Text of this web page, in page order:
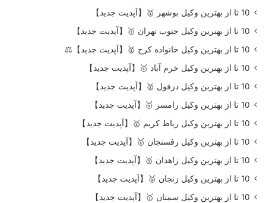
10 تا از بهترین وکیل بوشهر 🥇【آپدیت جدید】
10 تا از بهترین وکیل جنوب تهران 🥇【آپدیت جدید】
10 تا از بهترین وکیل خانواده کرج 🥇【آپدیت جدید】⚖️
10 تا از بهترین وکیل خرم آباد 🥇【آپدیت جدید】
10 تا از بهترین وکیل دزفول 🥇【آپدیت جدید】
10 تا از بهترین وکیل رامسر 🥇【آپدیت جدید】
10 تا از بهترین وکیل رباط کریم 🥇【آپدیت جدید】
10 تا از بهترین وکیل رفسنجان 🥇【آپدیت جدید】
10 تا از بهترین وکیل زاهدان 🥇【آپدیت جدید】
10 تا از بهترین وکیل زنجان 🥇【آپدیت جدید】
10 تا از بهترین وکیل سمنان 🥇【آپدیت جدید】